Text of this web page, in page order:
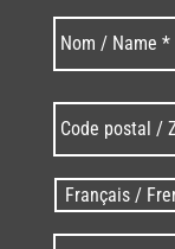
Nom *
postal
/
Zip
code
* *
Langues
/
Language *